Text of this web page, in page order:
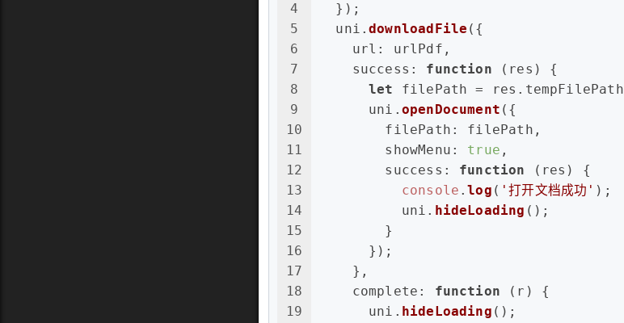
4
5
6
7
8
9
10
11
12
13
14
15
16
17
18
19
  });
  uni.
downloadFile ({
url : urlPdf,
success : function ( res ) {
let filePath = res. tempFilePath
      uni.
openDocument ({
filePath : filePath,
showMenu : true ,
success : function ( res ) {
console .log ( '打开文档成功' );
          uni.
hideLoading ();
        }
      });
    },
complete : function ( r ) {
      uni.
hideLoading ();